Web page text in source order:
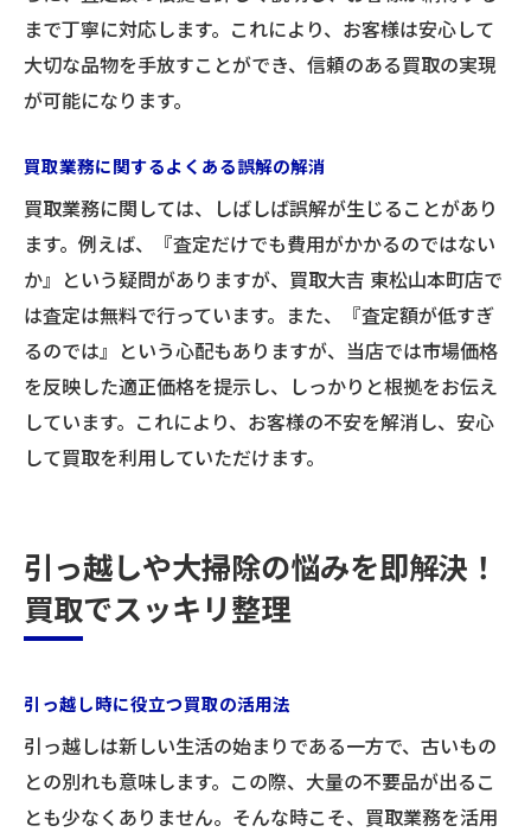
まで丁寧に対応します。これにより、お客様は安心して
大切な品物を手放すことができ、信頼のある買取の実現
が可能になります。
買取業務に関するよくある誤解の解消
買取業務に関しては、しばしば誤解が生じることがあり
ます。例えば、『査定だけでも費用がかかるのではない
か』という疑問がありますが、買取大吉 東松山本町店で
は査定は無料で行っています。また、『査定額が低すぎ
るのでは』という心配もありますが、当店では市場価格
を反映した適正価格を提示し、しっかりと根拠をお伝え
しています。これにより、お客様の不安を解消し、安心
して買取を利用していただけます。
引っ越しや大掃除の悩みを即解決！
買取でスッキリ整理
引っ越し時に役立つ買取の活用法
引っ越しは新しい生活の始まりである一方で、古いもの
との別れも意味します。この際、大量の不要品が出るこ
とも少なくありません。そんな時こそ、買取業務を活用